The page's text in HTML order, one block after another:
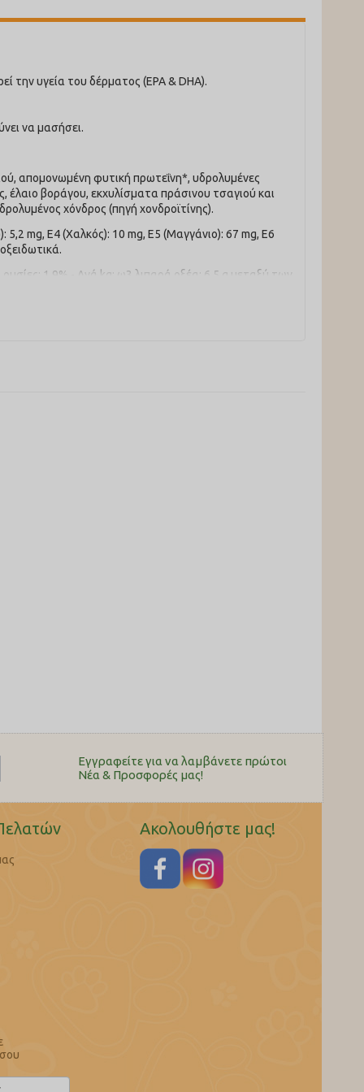
την υγεία του δέρματος (EPA & DHA).
να μασήσει.
απομονωμένη φυτική πρωτεΐνη*, υδρολυμένες
έλαιο βοράγου, εκχυλίσματα πράσινου τσαγιού και
χόνδρος (πηγή χονδροϊτίνης).
mg, E4 (Χαλκός): 10 mg, E5 (Μαγγάνιο): 67 mg, E6
1,9% - Ανά kg: ω3 λιπαρά οξέα: 6,5 g μεταξύ των
Εγγραφείτε για να λαμβάνετε πρώτοι
Nέα & Προσφορές μας!
Ακολουθήστε μας!